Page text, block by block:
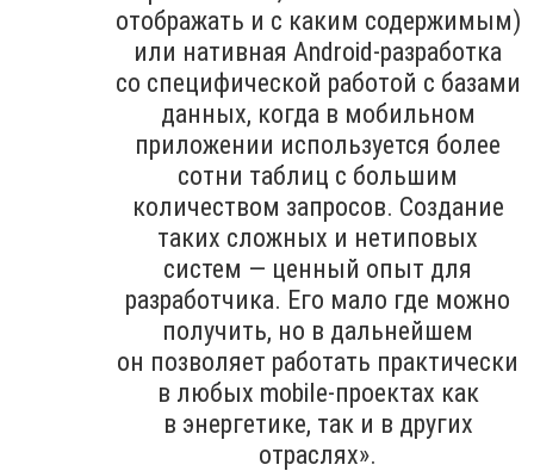
отображать и с каким содержимым)
или нативная Android-разработка
со специфической работой с базами
данных, когда в мобильном
приложении используется более
сотни таблиц с большим
количеством запросов. Создание
таких сложных и нетиповых
систем — ценный опыт для
разработчика. Его мало где можно
получить, но в дальнейшем
он позволяет работать практически
в любых mobile-проектах как
в энергетике, так и в других
отраслях».